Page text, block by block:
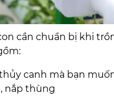
cần chuẩn bị khi
canh mà bạn
nắp thùng